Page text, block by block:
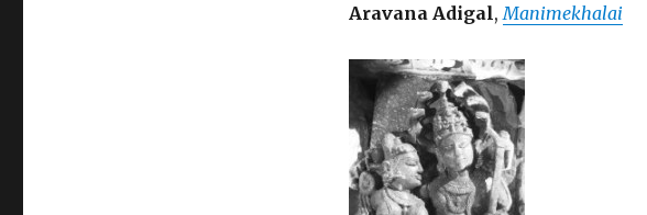
Aravana Adigal, Manimekhalai